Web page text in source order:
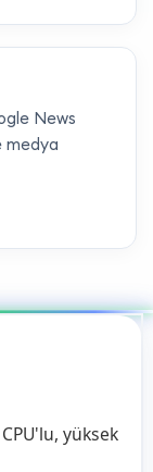
News
medya
yüksek